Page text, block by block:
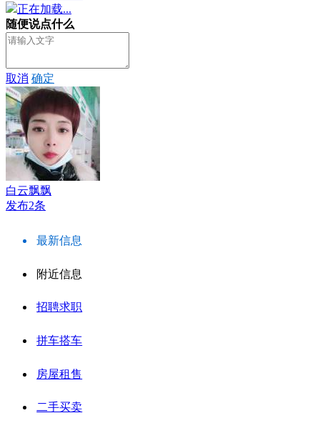
正在加载...
随便说点什么
取消 确定
白云飘飘
发布2条
最新信息
附近信息
招聘求职
拼车搭车
房屋租售
二手买卖